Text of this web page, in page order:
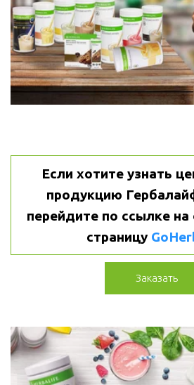
Если хотите узнать
продукцию
перейдите по ссылке
страницу
Заказать